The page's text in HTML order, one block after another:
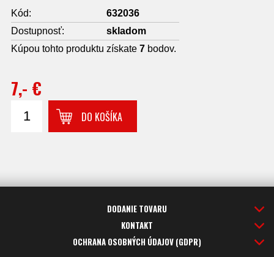
Kód:
632036
Dostupnosť:
skladom
Kúpou tohto produktu získate 7 bodov.
7,- €
DO KOŠÍKA
DODANIE TOVARU
KONTAKT
OCHRANA OSOBNÝCH ÚDAJOV (GDPR)